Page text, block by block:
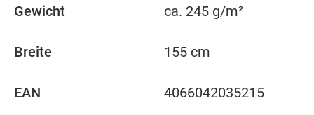
Gewicht ca. 245 g/m²
Breite 155 cm
EAN 4066042035215